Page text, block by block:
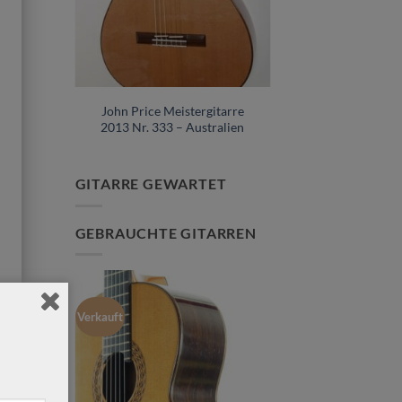
John Price Meistergitarre
2013 Nr. 333 – Australien
GITARRE GEWARTET
GEBRAUCHTE GITARREN
Verkauft